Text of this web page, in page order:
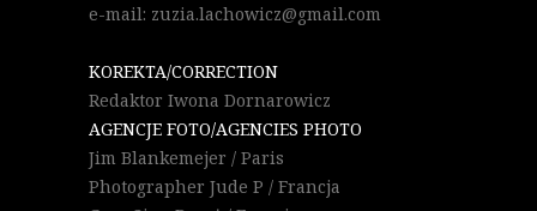
e-mail: zuzia.lachowicz@gmail.com
KOREKTA/CORRECTION
Redaktor Iwona Dornarowicz
AGENCJE FOTO/AGENCIES PHOTO
Jim Blankemejer / Paris
Photographer Jude P / Francja